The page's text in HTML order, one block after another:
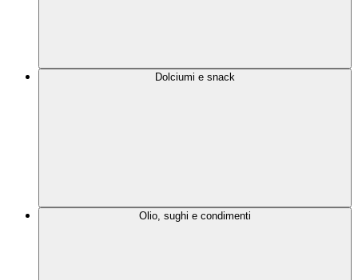
Dolciumi e snack
Olio, sughi e condimenti